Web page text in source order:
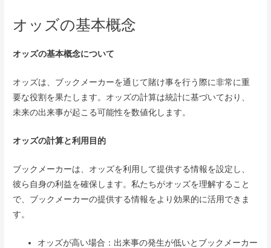
オッズの基本概念
オッズの基本概念について
オッズは、ブックメーカーを通じて賭け事を行う際に非常に重
要な役割を果たします。オッズの計算は統計に基づいており、
未来の出来事が起こる可能性を数値化します。
オッズの計算と利用目的
ブックメーカーは、オッズを利用して提供する情報を設定し、
彼ら自身の利益を確保します。私たちがオッズを理解すること
で、ブックメーカーの提供する情報をより効果的に活用できま
す。
オッズが高い場合：出来事の発生が低いとブックメーカー